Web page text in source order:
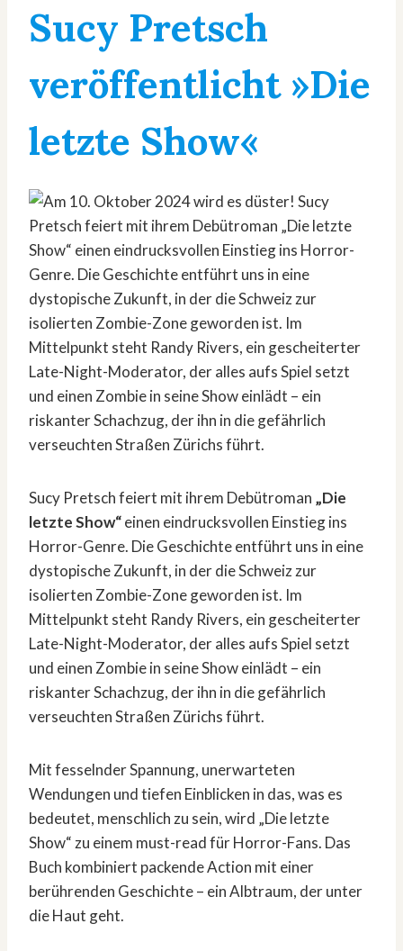
Sucy Pretsch
veröffentlicht »Die
letzte Show«
Sucy Pretsch feiert mit ihrem Debütroman „Die
letzte Show“einen eindrucksvollen Einstieg ins
Horror-Genre. Die Geschichte entführt uns in eine
dystopische Zukunft, in der die Schweiz zur
isolierten Zombie-Zone geworden ist. Im
Mittelpunkt steht Randy Rivers, ein gescheiterter
Late-Night-Moderator, der alles aufs Spiel setzt
und einen Zombie in seine Show einlädt – ein
riskanter Schachzug, der ihn in die gefährlich
verseuchten Straßen Zürichs führt.
Mit fesselnder Spannung, unerwarteten
Wendungen und tiefen Einblicken in das, was es
bedeutet, menschlich zu sein, wird „Die letzte
Show“ zu einem must-read für Horror-Fans. Das
Buch kombiniert packende Action mit einer
berührenden Geschichte – ein Albtraum, der unter
die Haut geht.